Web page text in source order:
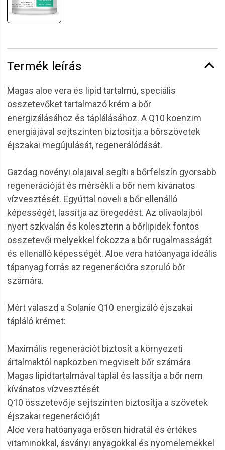
Termék leírás
Magas aloe vera és lipid tartalmú, speciális
összetevőket tartalmazó krém a bőr
energizálásához és táplálásához. A Q10 koenzim
energiájával sejtszinten biztosítja a bőrszövetek
éjszakai megújulását, regenerálódását.
Gazdag növényi olajaival segíti a bőrfelszín gyorsabb
regenerációját és mérsékli a bőr nem kívánatos
vízvesztését. Egyúttal növeli a bőr ellenálló
képességét, lassítja az öregedést. Az olívaolajból
nyert szkvalán és koleszterin a bőrlipidek fontos
összetevői melyekkel fokozza a bőr rugalmasságát
és ellenálló képességét. Aloe vera hatóanyaga ideális
tápanyag forrás az regenerációra szoruló bőr
számára.
Mért válaszd a Solanie Q10 energizáló éjszakai
tápláló krémet:
Maximális regenerációt biztosít a környezeti
ártalmaktól napközben megviselt bőr számára
Magas lipidtartalmával táplál és lassítja a bőr nem
kívánatos vízvesztését
Q10 összetevője sejtszinten biztosítja a szövetek
éjszakai regenerációját
Aloe vera hatóanyaga erősen hidratál és értékes
vitaminokkal, ásványi anyagokkal és nyomelemekkel